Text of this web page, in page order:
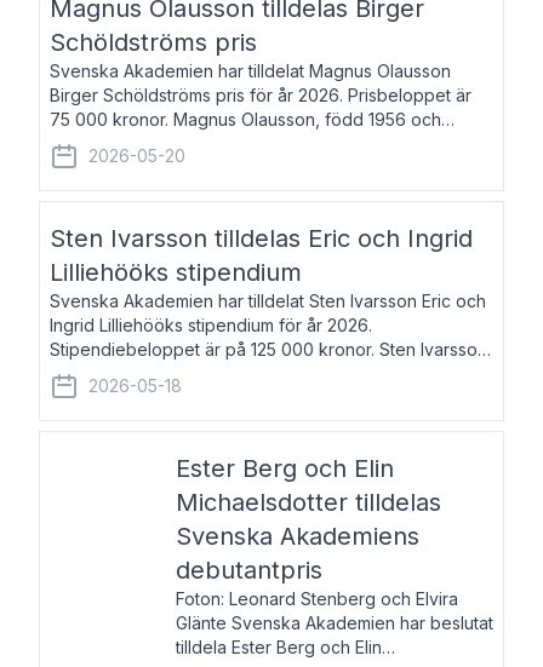
Magnus Olausson tilldelas Birger
Schöldströms pris
Svenska Akademien har tilldelat Magnus Olausson
Birger Schöldströms pris för år 2026. Prisbeloppet är
75 000 kronor. Magnus Olausson, född 1956 och
bosatt i Stockholm, är konstvetare, museiman och
hovman. Han disputerade 1993 vid Uppsala un
2026-05-20
Sten Ivarsson tilldelas Eric och Ingrid
Lilliehööks stipendium
Svenska Akademien har tilldelat Sten Ivarsson Eric och
Ingrid Lilliehööks stipendium för år 2026.
Stipendiebeloppet är på 125 000 kronor. Sten Ivarsson,
född 1979, är mediateksamordnare vid
Söderslättsgymnasiet i Trelleborg. Här har han på
2026-05-18
Ester Berg och Elin
Michaelsdotter tilldelas
Svenska Akademiens
debutantpris
Foton: Leonard Stenberg och Elvira
Glänte Svenska Akademien har beslutat
tilldela Ester Berg och Elin